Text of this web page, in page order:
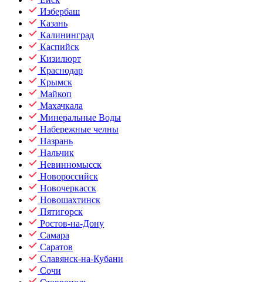
Избербаш
Казань
Калининград
Каспийск
Кизилюрт
Краснодар
Крымск
Майкоп
Махачкала
Минеральные Воды
Набережные челны
Назрань
Нальчик
Невинномысск
Новороссийск
Новочеркасск
Новошахтинск
Пятигорск
Ростов-на-Дону
Самара
Саратов
Славянск-на-Кубани
Сочи